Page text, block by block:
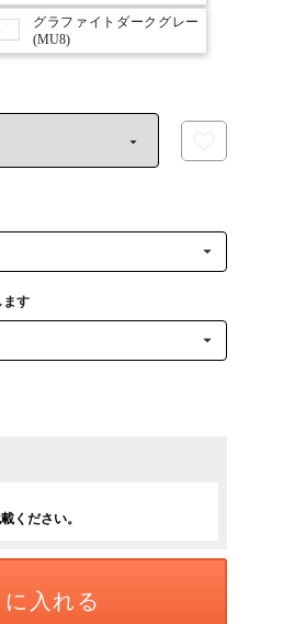
ください。
グラファイトダークグレー
(MU8)
入れる
ます